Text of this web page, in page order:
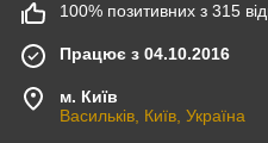
100% позитивних з 315
Працює з 04.10.2016
м. Київ
Васильків, Київ, Україна